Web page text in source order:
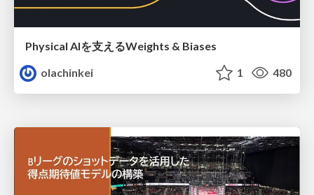
Physical AIを支えるWeights & Biases
olachinkei
1 480